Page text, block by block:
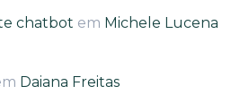
chatbot em Michele Lucena
Daiana Freitas